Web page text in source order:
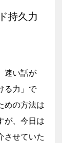
持久力
速い話が
る力」で
めの方法は
が、今日は
させていた